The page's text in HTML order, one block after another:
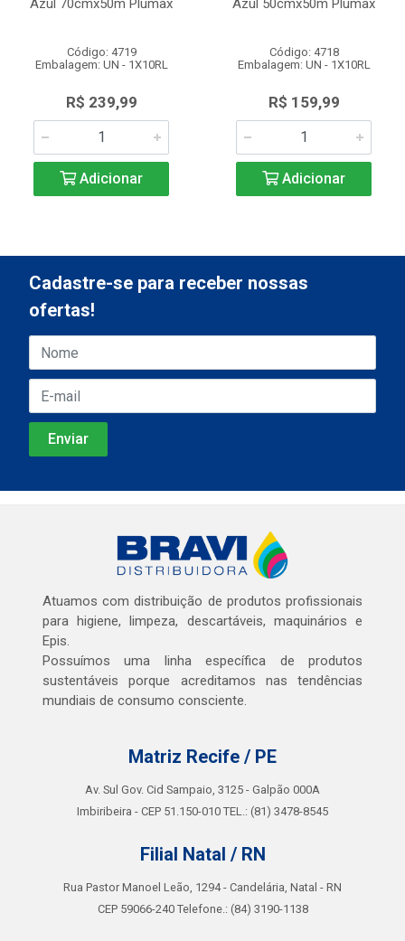
Azul 70cmx50m Plumax
Código: 4719
Embalagem: UN - 1X10RL
R$ 239,99
Adicionar
Azul 50cmx50m Plumax
Código: 4718
Embalagem: UN - 1X10RL
R$ 159,99
Adicionar
Cadastre-se para receber nossas
ofertas!
Atuamos com distribuição de produtos profissionais
para higiene, limpeza, descartáveis, maquinários e
Epis.
Possuímos uma linha específica de produtos
sustentáveis porque acreditamos nas tendências
mundiais de consumo consciente.
Matriz Recife / PE
Av. Sul Gov. Cid Sampaio, 3125 - Galpão 000A
Imbiribeira - CEP 51.150-010 TEL.: (81) 3478-8545
Filial Natal / RN
Rua Pastor Manoel Leão, 1294 - Candelária, Natal - RN
CEP 59066-240 Telefone.: (84) 3190-1138